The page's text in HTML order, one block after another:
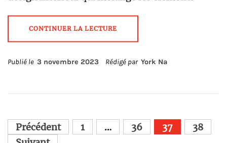
CONTINUER LA LECTURE
Publié le 3 novembre 2023 Rédigé par York Na
Pagination
Précédent 1 … 36 37
38